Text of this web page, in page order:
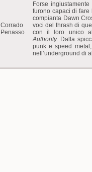
Corrado
Penasso
Forse
furono capaci di fare
compianta Dawn
voci del thrash di
con il loro unico
Authority. Dalla
punk e speed
nell’underground di